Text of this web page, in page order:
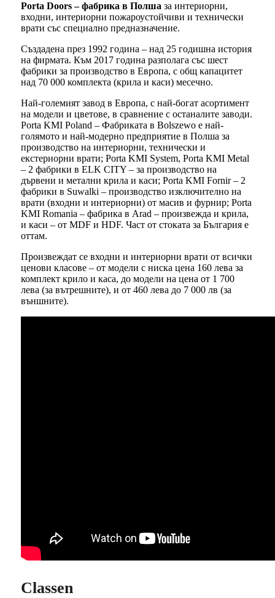
Porta Doors – фабрика в Полша за интериорни,
входни, интериорни пожароустойчиви и технически
врати със специално предназначение.
Създадена през 1992 година – над 25 годишна история
на фирмата. Към 2017 година разполага със шест
фабрики за производство в Европа, с общ капацитет
над 70 000 комплекта (крила и каси) месечно.
Най-големият завод в Европа, с най-богат асортимент
на модели и цветове, в сравнение с останалите заводи.
Porta KMI Poland – Фабриката в Bolszewo е най-
голямото и най-модерно предприятие в Полша за
производство на интериорни, технически и
екстериорни врати; Porta KMI System, Porta KMI Metal
– 2 фабрики в ELK CITY – за производство на
дървени и метални крила и каси; Porta KMI Fornir – 2
фабрики в Suwalki – производство изключително на
врати (входни и интериорни) от масив и фурнир; Porta
KMI Romania – фабрика в Arad – произвежда и крила,
и каси – от MDF и HDF. Част от стоката за България е
оттам.
Произвеждат се входни и интериорни врати от всички
ценови класове – от модели с ниска цена 160 лева за
комплект крило и каса, до модели на цена от 1 700
лева (за вътрешните), и от 460 лева до 7 000 лв (за
външните).
Classen